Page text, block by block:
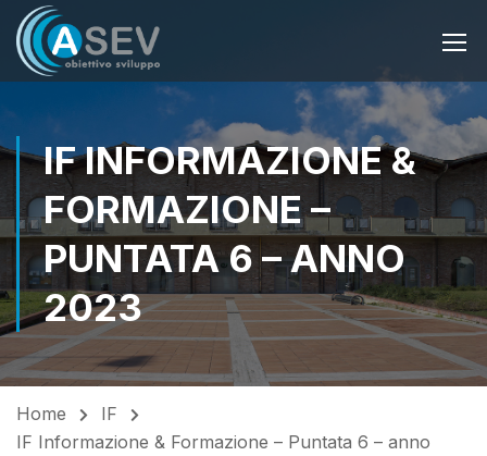
IF INFORMAZIONE &
FORMAZIONE –
PUNTATA 6 – ANNO
2023
Home
IF
IF Informazione & Formazione – Puntata 6 – anno